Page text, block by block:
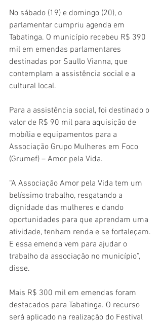
No sábado (19) e domingo (20), o
parlamentar cumpriu agenda em
Tabatinga. O município recebeu R$ 390
mil em emendas parlamentares
destinadas por Saullo Vianna, que
contemplam a assistência social e a
cultural local.
Para a assistência social, foi destinado o
valor de R$ 90 mil para aquisição de
mobília e equipamentos para a
Associação Grupo Mulheres em Foco
(Grumef) – Amor pela Vida.
“A Associação Amor pela Vida tem um
belíssimo trabalho, resgatando a
dignidade das mulheres e dando
oportunidades para que aprendam uma
atividade, tenham renda e se fortaleçam.
E essa emenda vem para ajudar o
trabalho da associação no município”,
disse.
Mais R$ 300 mil em emendas foram
destacados para Tabatinga. O recurso
será aplicado na realização do Festival